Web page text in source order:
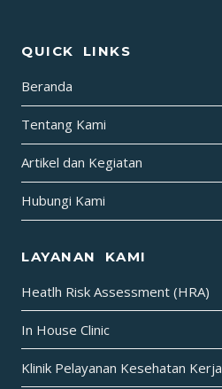
QUICK LINKS
Beranda
Tentang Kami
Artikel dan Kegiatan
Hubungi Kami
LAYANAN KAMI
Heatlh Risk Assessment (HRA)
In House Clinic
Klinik Pelayanan Kesehatan Kerja